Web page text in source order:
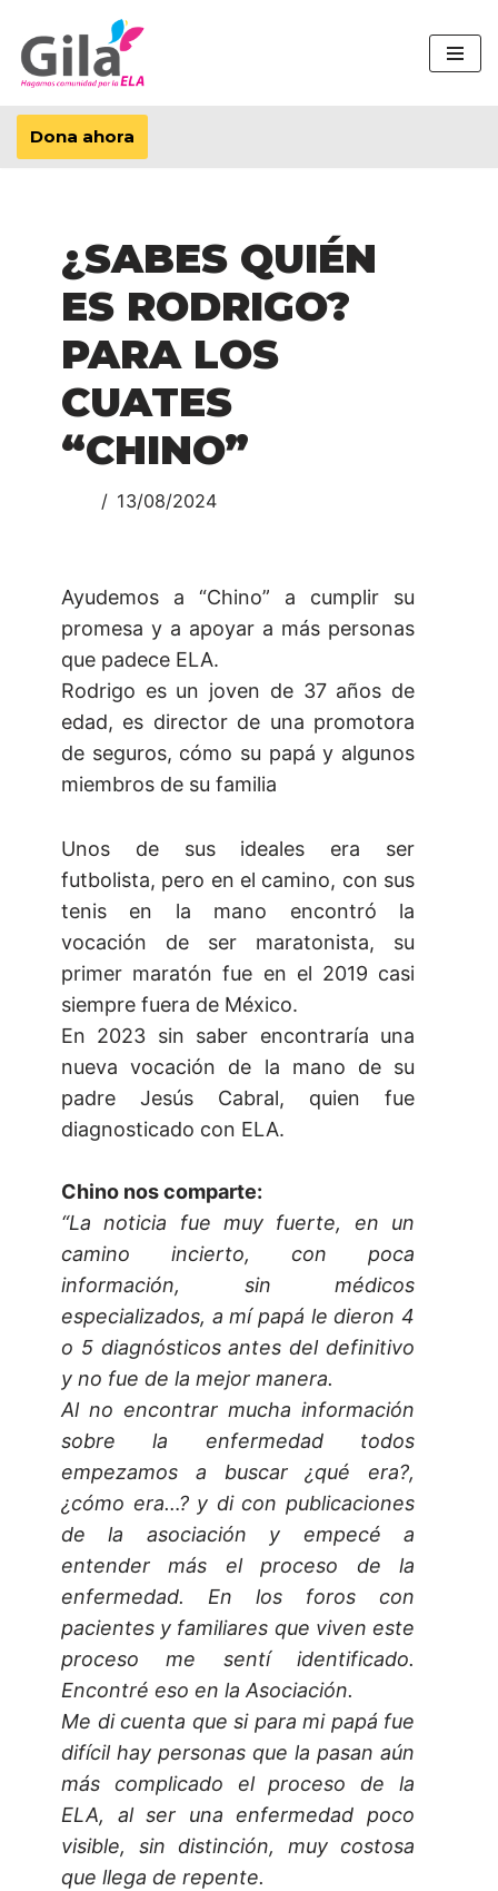
Saltar
al
contenido
Dona ahora
¿SABES QUIÉN
ES RODRIGO?
PARA LOS
CUATES
“CHINO”
13/08/2024
Ayudemos a “Chino” a cumplir su
promesa y a apoyar a más personas
que padece ELA.
Rodrigo es un joven de 37 años de
edad, es director de una promotora
de seguros, cómo su papá y algunos
miembros de su familia
Unos de sus ideales era ser
futbolista, pero en el camino, con sus
tenis en la mano encontró la
vocación de ser maratonista, su
primer maratón fue en el 2019 casi
siempre fuera de México.
En 2023 sin saber encontraría una
nueva vocación de la mano de su
padre Jesús Cabral, quien fue
diagnosticado con ELA.
Chino nos comparte:
“La noticia fue muy fuerte, en un
camino incierto, con poca
información, sin médicos
especializados, a mí papá le dieron 4
o 5 diagnósticos antes del definitivo
y no fue de la mejor manera.
Al no encontrar mucha información
sobre la enfermedad todos
empezamos a buscar ¿qué era?,
¿cómo era…? y di con publicaciones
de la asociación y empecé a
entender más el proceso de la
enfermedad. En los foros con
pacientes y familiares que viven este
proceso me sentí identificado.
Encontré eso en la Asociación.
Me di cuenta que si para mi papá fue
difícil hay personas que la pasan aún
más complicado el proceso de la
ELA, al ser una enfermedad poco
visible, sin distinción, muy costosa
que llega de repente.